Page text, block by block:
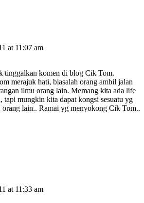
at 11:07 am
tinggalkan komen di blog Cik Tom.
merajuk hati, biasalah orang ambil jalan
ilmu orang lain. Memang kita ada life
tapi mungkin kita dapat kongsi sesuatu yg
orang lain.. Ramai yg menyokong Cik Tom..
at 11:33 am